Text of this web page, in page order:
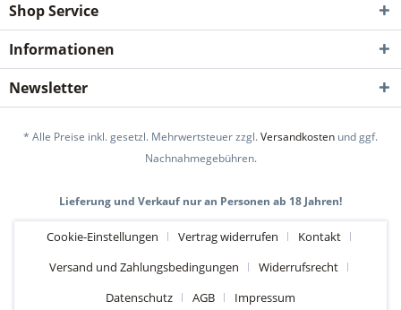
Shop Service
Informationen
Newsletter
* Alle Preise inkl. gesetzl. Mehrwertsteuer zzgl.Versandkosten und ggf.
Nachnahmegebühren.
Lieferung und Verkauf nur an Personen ab 18 Jahren!
Cookie-Einstellungen Vertrag widerrufen
Kontakt
Versand und Zahlungsbedingungen
Widerrufsrecht
Datenschutz
AGB Impressum